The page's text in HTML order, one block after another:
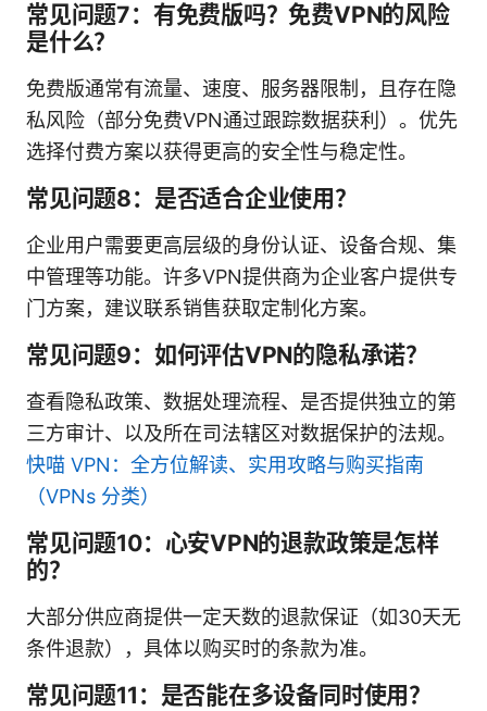
常见问题7：有免费版吗？免费VPN的风险
是什么？
免费版通常有流量、速度、服务器限制，且存在隐
私风险（部分免费VPN通过跟踪数据获利）。优先
选择付费方案以获得更高的安全性与稳定性。
常见问题8：是否适合企业使用？
企业用户需要更高层级的身份认证、设备合规、集
中管理等功能。许多VPN提供商为企业客户提供专
门方案，建议联系销售获取定制化方案。
常见问题9：如何评估VPN的隐私承诺？
查看隐私政策、数据处理流程、是否提供独立的第
三方审计、以及所在司法辖区对数据保护的法规。
快喵 VPN：全方位解读、实用攻略与购买指南
（VPNs 分类）
常见问题10：心安VPN的退款政策是怎样
的？
大部分供应商提供一定天数的退款保证（如30天无
条件退款），具体以购买时的条款为准。
常见问题11：是否能在多设备同时使用？